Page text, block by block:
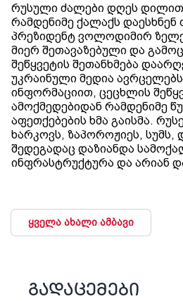
რუსული ძალები დღეს დილით
რამდენიმე ქალაქს დაესხნენ
პრეზიდენტ ვოლოდიმირ
მიერ შეთავაზებული და
შეწყვეტის შეთანხმება
უკრაინული მედია
ინფორმაციით, ცეცხლის
ამოქმედებიდან რამდენიმე
აფეთქებების ხმა გაისმა.
ხარკოვს, ზაპოროჟიეს, სუმს,
შედეგადაც დაზიანდა
ინფრასტრუქტურა და არიან
ყველა ახალი ამბავი
გადაცემები